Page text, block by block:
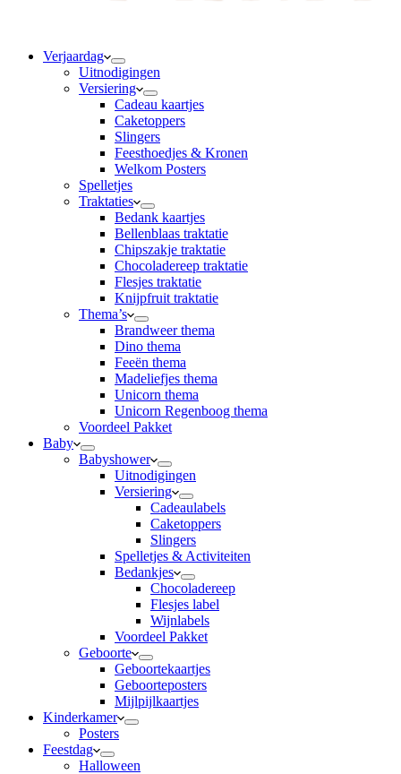
Verjaardag
Uitnodigingen
Versiering
Cadeau kaartjes
Caketoppers
Slingers
Feesthoedjes & Kronen
Welkom Posters
Spelletjes
Traktaties
Bedank kaartjes
Bellenblaas traktatie
Chipszakje traktatie
Chocoladereep traktatie
Flesjes traktatie
Knijpfruit traktatie
Thema’s
Brandweer thema
Dino thema
Feeën thema
Madeliefjes thema
Unicorn thema
Unicorn Regenboog thema
Voordeel Pakket
Baby
Babyshower
Uitnodigingen
Versiering
Cadeaulabels
Caketoppers
Slingers
Spelletjes & Activiteiten
Bedankjes
Chocoladereep
Flesjes label
Wijnlabels
Voordeel Pakket
Geboorte
Geboortekaartjes
Geboorteposters
Mijlpijlkaartjes
Kinderkamer
Posters
Feestdag
Halloween